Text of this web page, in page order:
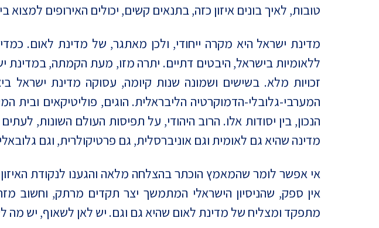
טובות, לאיך בונים איזון כזה, בתנאים קשים, יכולים האירופים למצוא
מדינת ישראל היא מקרה ייחודי, ולכן מאתגר, של מדינת לאום.
ללאומיות בישראל, היבטים דתיים. יתרה מזו, מעת הקמתה, במדינת
זכויות מלא. בשישים ושמונה שנות קיומה, עסוקה מדינת ישראל
המערבי-גלובלי-הדמוקרטיה הליבראלית. הוגים, פוליטיקאים
הנכון, בין יסודות אלו. הרוב היהודי, על תפיסות העולם השונות,
מדינה שהיא גם לאומית וגם אוניברסלית, גם פרטיקולרית, וגם
אי אפשר לומר שהמאמץ הוכתר בהצלחה מלאה והגענו לנקודת
אין ספק, שהניסיון הישראלי המתמשך יצר תקדים מרתק, וחשוב
מתפקד ומצליח של מדינת לאום שהיא גם וגם. יש לאן לשאוף, יש